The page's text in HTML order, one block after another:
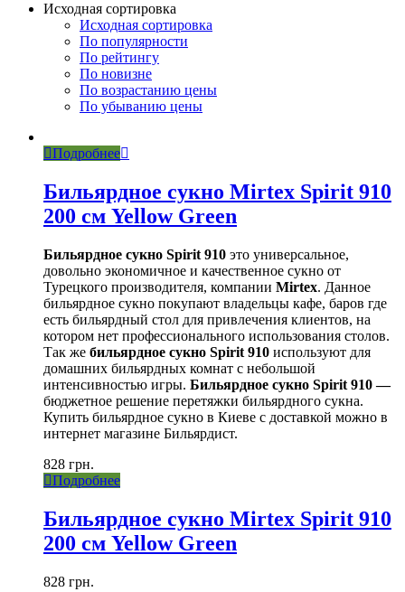
Исходная сортировка
Исходная сортировка
По популярности
По рейтингу
По новизне
По возрастанию цены
По убыванию цены
Подробнее
Бильярдное cукно Mirtex Spirit 910
200 см Yellow Green
Бильярдное сукно Spirit 910 это универсальное,
довольно экономичное и качественное сукно от
Турецкого производителя, компании Mirtex. Данное
бильярдное сукно покупают владельцы кафе, баров где
есть бильярдный стол для привлечения клиентов, на
котором нет профессионального использования столов.
Так же бильярдное сукно Spirit 910 используют для
домашних бильярдных комнат с небольшой
интенсивностью игры. Бильярдное сукно Spirit 910 —
бюджетное решение перетяжки бильярдного сукна.
Купить бильярдное сукно в Киеве с доставкой можно в
интернет магазине Бильярдист.
828 грн.
Подробнее
Бильярдное cукно Mirtex Spirit 910
200 см Yellow Green
828 грн.